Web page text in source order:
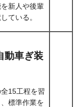
新人や後輩
ている。
動車ぎ装
15工程を習
標準作業を